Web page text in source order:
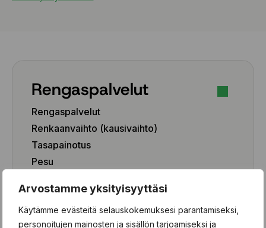
Arvostamme yksityisyyttäsi
Käytämme evästeitä selauskokemuksesi parantamiseksi,
personoitujen mainosten ja sisällön tarjoamiseksi ja
Rengaspalvelut
Rengaspalvelut
Renkaanvaihto (kausivaihto)
Tasapainotus
Pesu
Paikka-aineen poisto
Rengashotelli